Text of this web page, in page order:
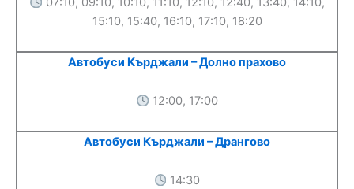
15:10, 15:40, 16:10, 17:10, 18:20
Автобуси Кърджали – Долно прахово
12:00, 17:00
Автобуси Кърджали – Дрангово
14:30